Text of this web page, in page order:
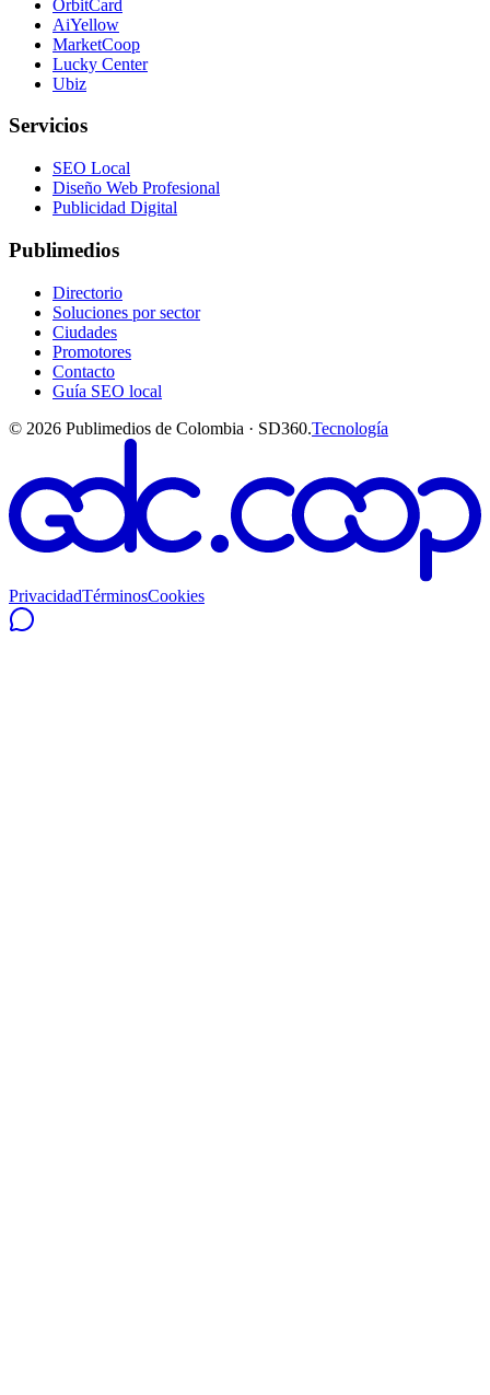
OrbitCard
AiYellow
MarketCoop
Lucky Center
Ubiz
Servicios
SEO Local
Diseño Web Profesional
Publicidad Digital
Publimedios
Directorio
Soluciones por sector
Ciudades
Promotores
Contacto
Guía SEO local
© 2026 Publimedios de Colombia · SD360.Tecnología
PrivacidadTérminosCookies